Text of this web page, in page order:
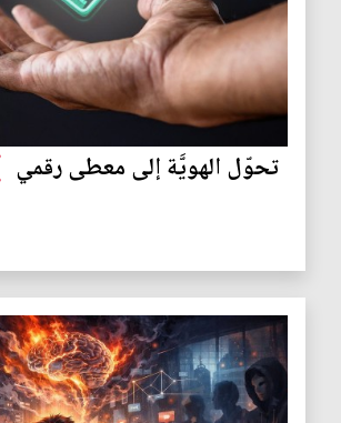
تحوّل الهويَّة إلى معطى رقمي